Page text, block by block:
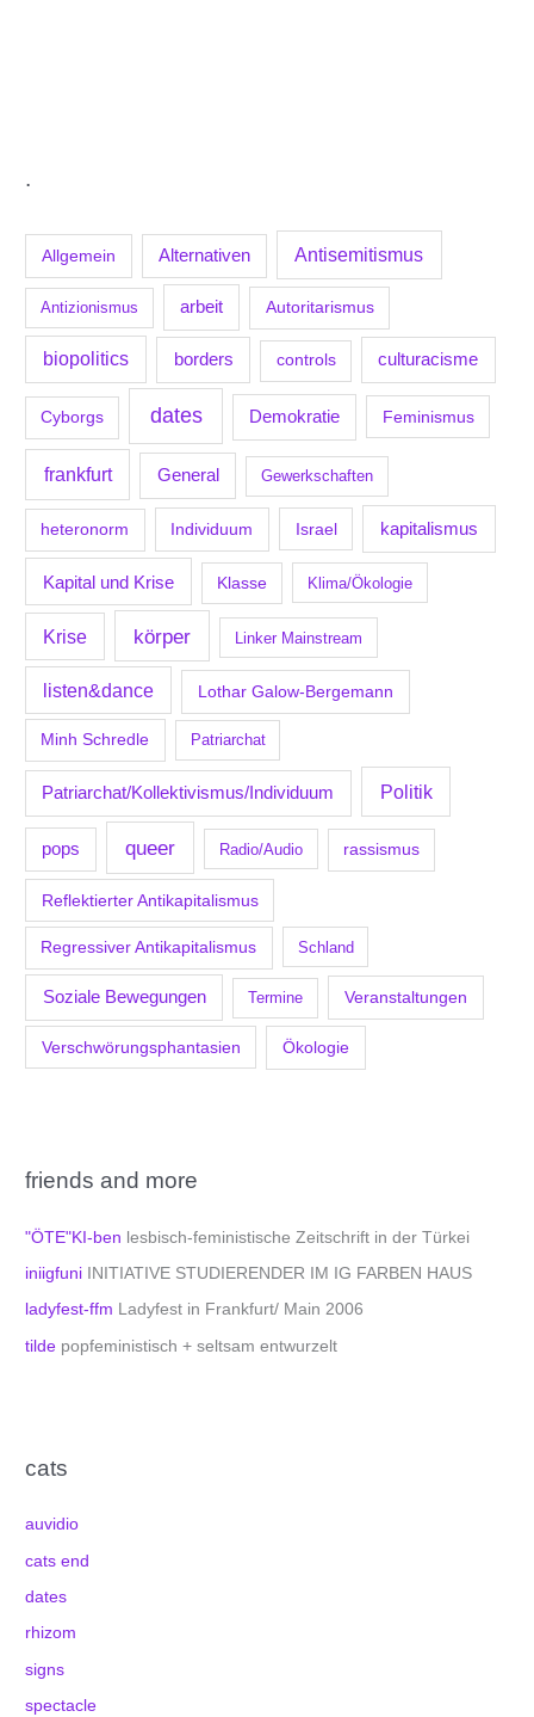
.
Allgemein Alternativen Antisemitismus
Antizionismus arbeit Autoritarismus
biopolitics borders controls culturacisme
Cyborgs dates Demokratie Feminismus
frankfurt General Gewerkschaften
heteronorm Individuum Israel kapitalismus
Kapital und Krise Klasse Klima/Ökologie
Krise körper Linker Mainstream
listen&dance Lothar Galow-Bergemann
Minh Schredle Patriarchat
Patriarchat/Kollektivismus/Individuum Politik
pops queer Radio/Audio rassismus
Reflektierter Antikapitalismus
Regressiver Antikapitalismus Schland
Soziale Bewegungen Termine Veranstaltungen
Verschwörungsphantasien Ökologie
friends and more
"ÖTE"KI-ben lesbisch-feministische Zeitschrift in der Türkei
iniigfuni INITIATIVE STUDIERENDER IM IG FARBEN HAUS
ladyfest-ffm Ladyfest in Frankfurt/ Main 2006
tilde popfeministisch + seltsam entwurzelt
cats
auvidio
cats end
dates
rhizom
signs
spectacle